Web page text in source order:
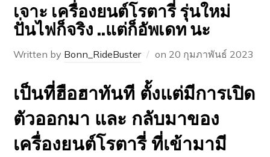
เจาะ เครื่องยนต์โรตารี่ รุ่นใหม่
ปั่นไฟก็จริง ..​แต่ก็อัพเดท นะ
Written by Bonn_RideBuster on 20 กุมภาพันธ์ 2023
เป็นที่ฮือฮาทันที ตั้งแต่มีการเปิด
ตัวออกมา และ กลับมาของ
เครื่องยนต์โรตารี่ ที่เข้ามามี